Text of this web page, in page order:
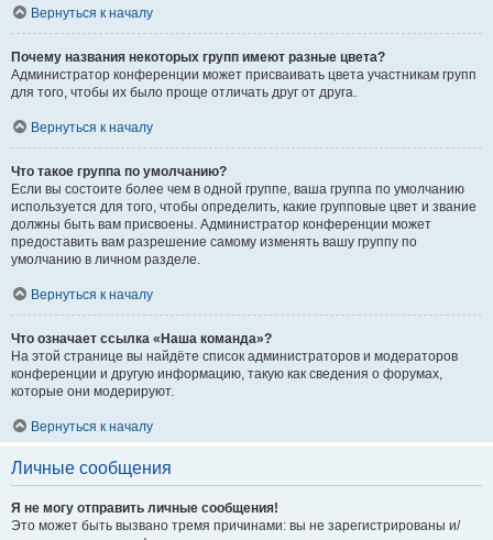
Вернуться к началу
Почему названия некоторых групп имеют разные цвета?
Администратор конференции может присваивать цвета участникам групп
для того, чтобы их было проще отличать друг от друга.
Вернуться к началу
Что такое группа по умолчанию?
Если вы состоите более чем в одной группе, ваша группа по умолчанию
используется для того, чтобы определить, какие групповые цвет и звание
должны быть вам присвоены. Администратор конференции может
предоставить вам разрешение самому изменять вашу группу по
умолчанию в личном разделе.
Вернуться к началу
Что означает ссылка «Наша команда»?
На этой странице вы найдёте список администраторов и модераторов
конференции и другую информацию, такую как сведения о форумах,
которые они модерируют.
Вернуться к началу
Личные сообщения
Я не могу отправить личные сообщения!
Это может быть вызвано тремя причинами: вы не зарегистрированы и/